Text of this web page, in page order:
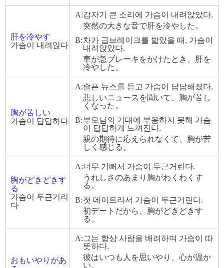
肝を冷やす
가슴이 내려앉다
A:갑자기 큰 소리에 가슴이 내려앉았다.
突然の大きな音で肝を冷やした。
B:차가 급브레이크를 밟았을 때, 가슴이
내려앉았다.
車が急ブレーキをかけたとき、肝を
冷やした。
胸が苦しい
가슴이 답답하다
A:슬픈 뉴스를 듣고 가슴이 답답해졌다.
悲しいニュースを聞いて、胸が苦し
くなった。
B:부모님의 기대에 부응하지 못해 가슴
이 답답하게 느껴진다.
親の期待に応えられなくて、胸が苦
しく感じる。
胸がどきどきす
る
가슴이 두근거리
다
A:너무 기뻐서 가슴이 두근거린다.
うれしさのあまり胸がわくわくす
る。
B:첫 데이트라서 가슴이 두근거린다.
初デートだから、胸がどきどきす
る。
おもいやりがあ
A:그는 항상 사람을 배려하며 가슴이 따
뜻하다.
彼はいつも人を思いやり、心が温か
い。